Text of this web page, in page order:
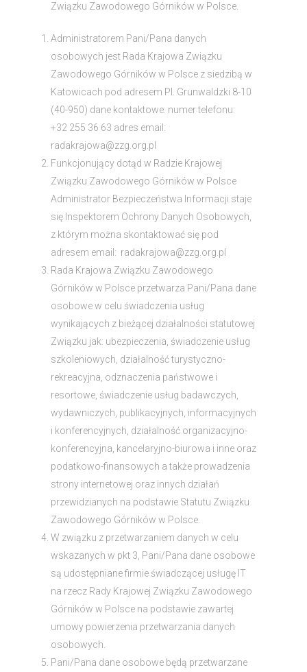
Związku Zawodowego Górników w Polsce.
Administratorem Pani/Pana danych
osobowych jest Rada Krajowa Związku
Zawodowego Górników w Polsce z siedzibą w
Katowicach pod adresem Pl. Grunwaldzki 8-10
(40-950) dane kontaktowe: numer telefonu:
+32 255 36 63 adres email:
radakrajowa@zzg.org.pl
Funkcjonujący dotąd w Radzie Krajowej
Związku Zawodowego Górników w Polsce
Administrator Bezpieczeństwa Informacji staje
się Inspektorem Ochrony Danych Osobowych,
z którym można skontaktować się pod
adresem email: radakrajowa@zzg.org.pl
Rada Krajowa Związku Zawodowego
Górników w Polsce przetwarza Pani/Pana dane
osobowe w celu świadczenia usług
wynikających z bieżącej działalności statutowej
Związku jak: ubezpieczenia, świadczenie usług
szkoleniowych, działalność turystyczno-
rekreacyjna, odznaczenia państwowe i
resortowe, świadczenie usług badawczych,
wydawniczych, publikacyjnych, informacyjnych
i konferencyjnych, działalność organizacyjno-
konferencyjna, kancelaryjno-biurowa i inne oraz
podatkowo-finansowych a także prowadzenia
strony internetowej oraz innych działań
przewidzianych na podstawie Statutu Związku
Zawodowego Górników w Polsce.
W związku z przetwarzaniem danych w celu
wskazanych w pkt 3, Pani/Pana dane osobowe
są udostępniane firmie świadczącej usługę IT
na rzecz Rady Krajowej Związku Zawodowego
Górników w Polsce na podstawie zawartej
umowy powierzenia przetwarzania danych
osobowych.
Pani/Pana dane osobowe będą przetwarzane